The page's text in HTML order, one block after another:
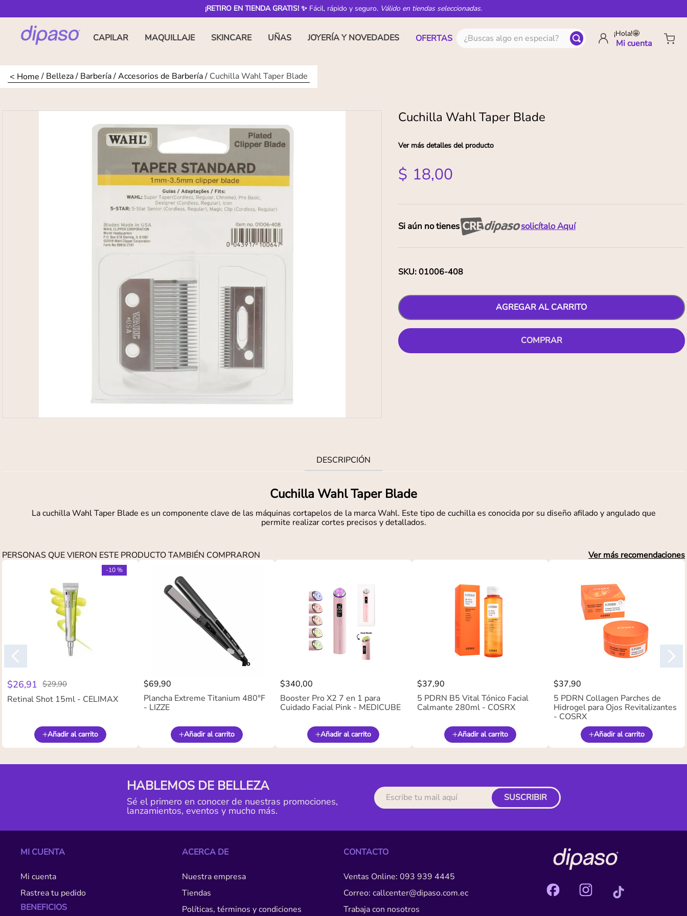
¡RETIRO EN TIENDA GRATIS! ✨ Fácil, rápido y seguro. Válido en tiendas seleccionadas.
CAPILAR MAQUILLAJE SKINCARE UÑAS JOYERÍA Y NOVEDADES OFERTAS ¿Buscas algo en especial? ¡Hola!🤩
Belleza Barbería Accesorios de Barbería Cuchilla Wahl Taper Blade
Cuchilla Wahl Taper Blade
Ver más detalles del producto
$ 18,00
Si aún no tienes solicítalo Aquí
SKU:01006-408
AGREGAR AL CARRITO
COMPRAR
DESCRIPCIÓN
Cuchilla Wahl Taper Blade
La cuchilla Wahl Taper Blade es un componente clave de las máquinas cortapelos de la marca Wahl. Este tipo de cuchilla es conocida por su diseño afilado y angulado que
permite realizar cortes precisos y detallados.
PERSONAS QUE VIERON ESTE PRODUCTO TAMBIÉN COMPRARON Ver más recomendaciones
-10 %
$26,91 $29,90
Retinal Shot 15ml - CELIMAX
Añadir al carrito
$69,90
Plancha Extreme Titanium 480°F
- LIZZE
Añadir al carrito
$340,00
Booster Pro X2 7 en 1 para
Cuidado Facial Pink - MEDICUBE
Añadir al carrito
$37,90
5 PDRN B5 Vital Tónico Facial
Calmante 280ml - COSRX
Añadir al carrito
$37,90
5 PDRN Collagen Parches de
Hidrogel para Ojos Revitalizantes
- COSRX
Añadir al carrito
HABLEMOS DE BELLEZA
Sé el primero en conocer de nuestras promociones,
lanzamientos, eventos y mucho más.
SUSCRIBIR
MI CUENTA
Mi cuenta
Rastrea tu pedido
BENEFICIOS
ACERCA DE
Nuestra empresa
Tiendas
Políticas, términos y condiciones
CONTACTO
Ventas Online: 093 939 4445
Correo: callcenter@dipaso.com.ec
Trabaja con nosotros